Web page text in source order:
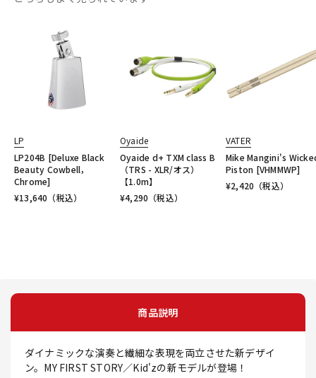
LP
LP204B [Deluxe Black
Beauty Cowbell，
Chrome]
¥13,640 （税込）
Oyaide
Oyaide d+ TXM class B
（TRS - XLR/オス）
【1.0m】
¥4,290 （税込）
VATER
Mike Mangini's
Piston [VHMMWP]
¥2,420 （税込）
商品説明
ダイナミックな演奏と繊細な表現を両立させた新デザイ
ン。MY FIRST STORY／Kid'zの新モデルが登場！